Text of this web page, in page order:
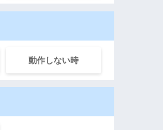
動作しない時